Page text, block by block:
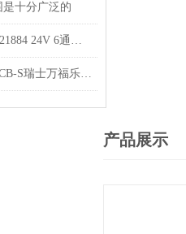
十分广泛的
力士乐直流线圈R900221884 24V 6通径线圈选购
wandfluh WDPFA06-ACB-S瑞士万福乐电磁阀库存选购
产品展示